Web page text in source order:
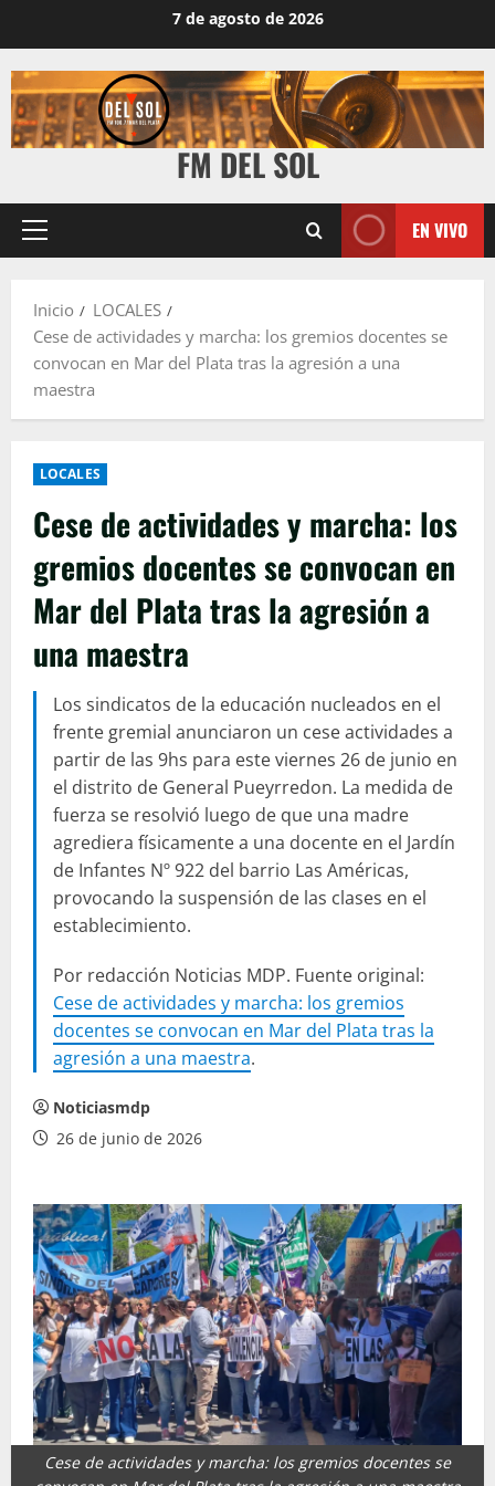
7 de agosto de 2026
FM DEL SOL
EN VIVO
Inicio
LOCALES
Cese de actividades y marcha: los gremios docentes se
convocan en Mar del Plata tras la agresión a una
maestra
LOCALES
Cese de actividades y marcha: los
gremios docentes se convocan en
Mar del Plata tras la agresión a
una maestra
Los sindicatos de la educación nucleados en el
frente gremial anunciaron un cese actividades a
partir de las 9hs para este viernes 26 de junio en
el distrito de General Pueyrredon. La medida de
fuerza se resolvió luego de que una madre
agrediera físicamente a una docente en el Jardín
de Infantes Nº 922 del barrio Las Américas,
provocando la suspensión de las clases en el
establecimiento.
Por redacción Noticias MDP. Fuente original:
Cese de actividades y marcha: los gremios
docentes se convocan en Mar del Plata tras la
agresión a una maestra.
Noticiasmdp
26 de junio de 2026
Cese de actividades y marcha: los gremios docentes se